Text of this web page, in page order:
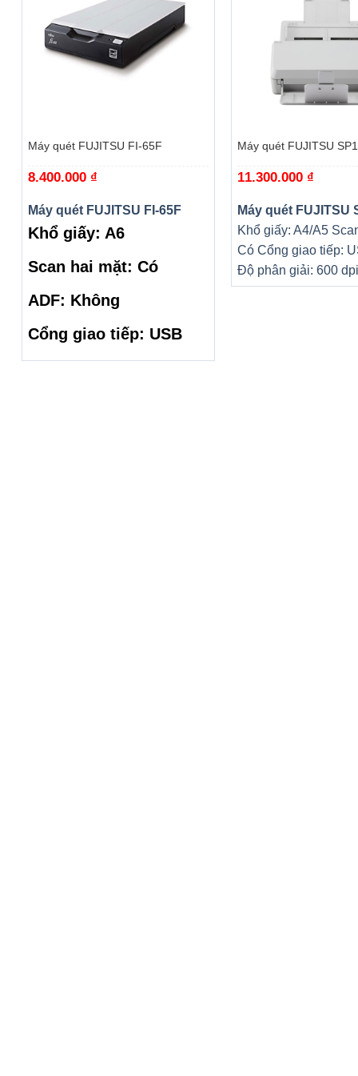
Máy quét FUJITSU FI-65F
8.400.000 ₫
Máy quét FUJITSU FI-65F
Khổ giấy: A6
Scan hai mặt: Có
ADF: Không
Cổng giao tiếp: USB
Máy quét FUJITSU
11.300.000 ₫
Máy quét FUJITSU
Khổ giấy: A4/A5
Có Cổng giao tiếp:
Độ phân giải: 600 dpi